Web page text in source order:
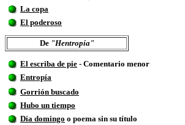
La copa
El poderoso
De "Hentropía"
El escriba de pie - Comentario menor
Entropía
Gorrión buscado
Hubo un tiempo
Día domingo o poema sin su título